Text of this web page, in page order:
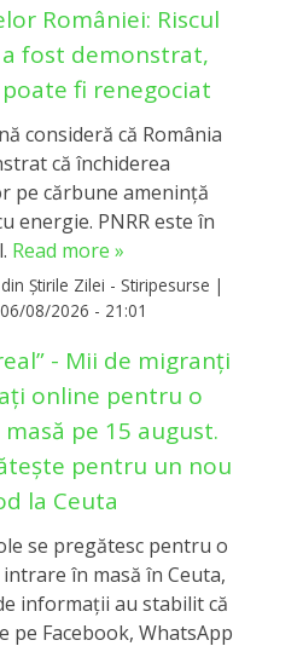
României: Riscul
fost demonstrat,
poate fi renegociat
consideră că România
că închiderea
pe cărbune amenință
energie. PNRR este în
Read more »
Știrile Zilei - Stiripesurse |
06/08/2026 - 21:01
- Mii de migranți
online pentru o
pe 15 august.
pentru un nou
la Ceuta
se pregătesc pentru o
în masă în Ceuta,
informații au stabilit că
Facebook, WhatsApp